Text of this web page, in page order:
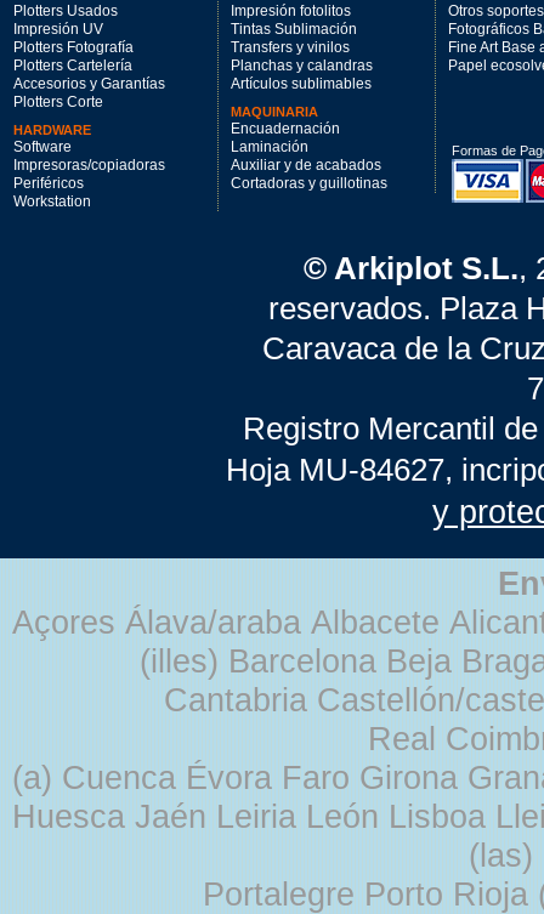
Plotters Usados
Impresión UV
Plotters Fotografía
Plotters Cartelería
Accesorios y Garantías
Plotters Corte
HARDWARE
Software
Impresoras/copiadoras
Periféricos
Workstation
Impresión fotolitos
Tintas Sublimación
Transfers y vinilos
Planchas y calandras
Artículos sublimables
MAQUINARIA
Encuadernación
Laminación
Auxiliar y de acabados
Cortadoras y guillotinas
Otros soportes
Fotográficos
Fine Art Base
Papel
Formas de
© Arkiplot S.L.,
reservados. Plaza
Caravaca de la
Registro Mercantil
Hoja MU-84627,
y
Açores Álava/araba Albacete
(illes) Barcelona Beja
Cantabria Castellón/
Real
(a) Cuenca Évora Faro Girona
Huesca Jaén Leiria León Lisboa
Portalegre Porto